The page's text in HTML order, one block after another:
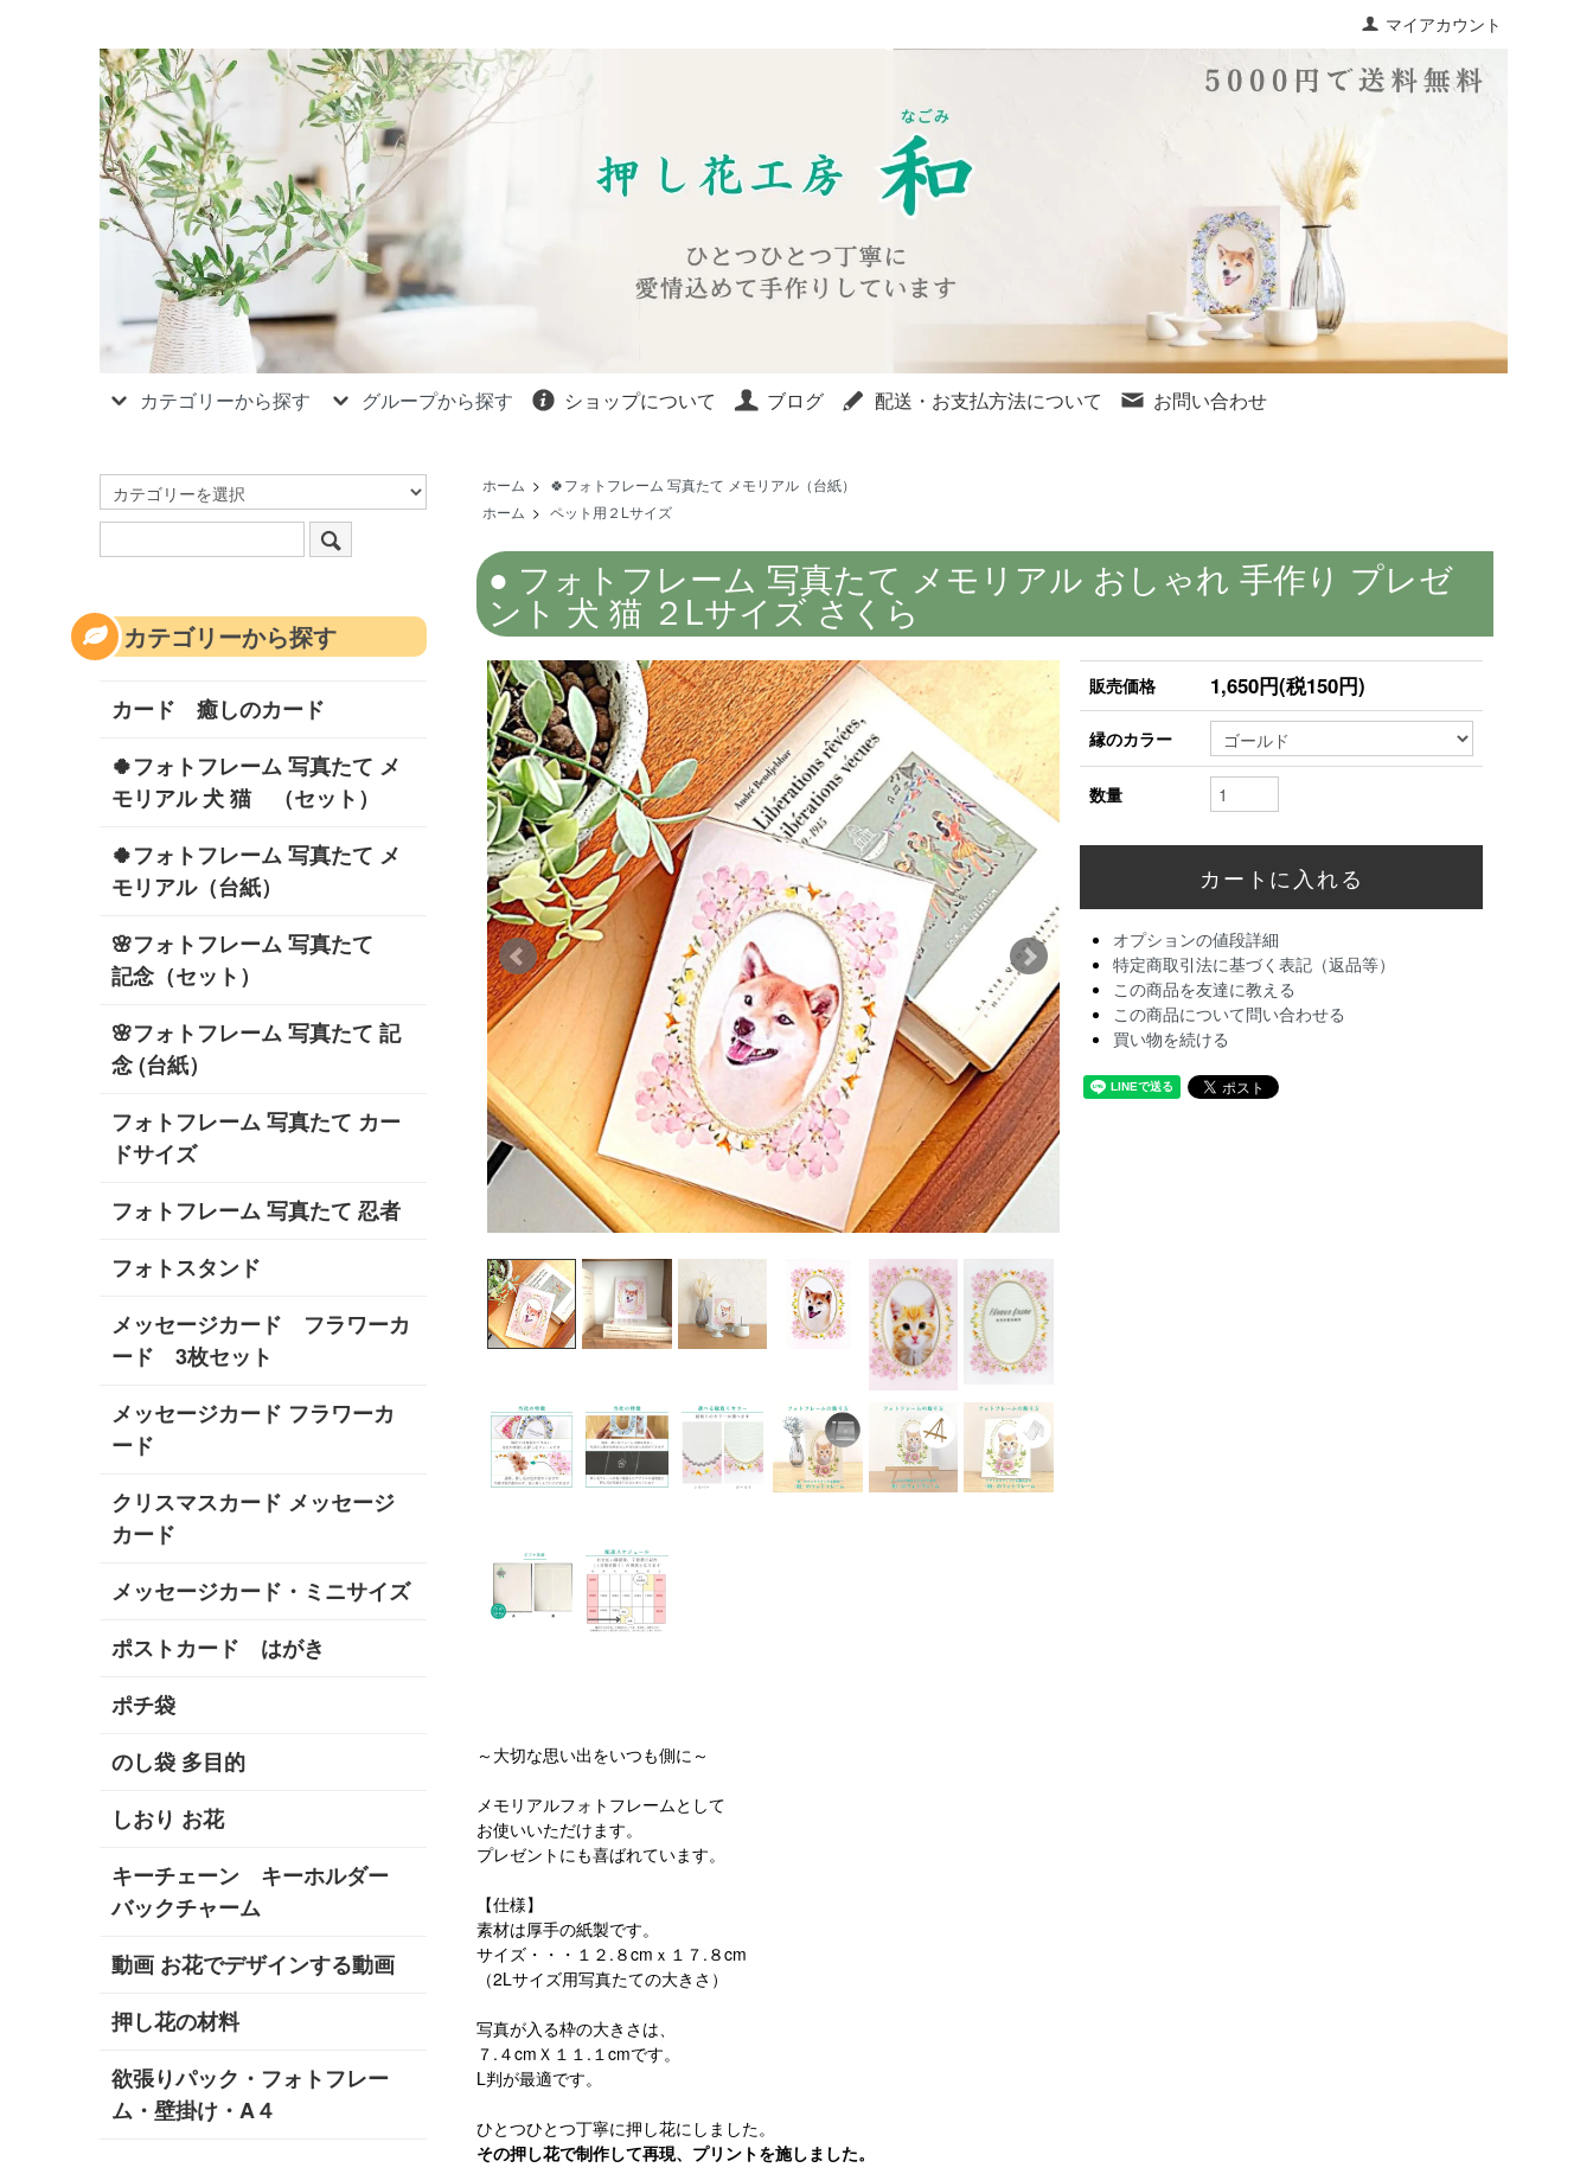
マイアカウント
カテゴリーから探す グループから探す ショップについて ブログ 配送・お支払方法について お問い合わせ
ホーム > 🍀フォトフレーム 写真たて メモリアル（台紙）
ホーム > ペット用２Lサイズ
フォトフレーム 写真たて メモリアル おしゃれ 手作り プレゼ
ント 犬 猫 ２Lサイズ さくら
販売価格 1,650円(税150円)
縁のカラー
数量
オプションの値段詳細
特定商取引法に基づく表記（返品等）
この商品を友達に教える
この商品について問い合わせる
買い物を続ける
～大切な思い出をいつも側に～
メモリアルフォトフレームとして
お使いいただけます。
プレゼントにも喜ばれています。
【仕様】
素材は厚手の紙製です。
サイズ・・・１２.８cmｘ１７.８cm
（2Lサイズ用写真たての大きさ）
写真が入る枠の大きさは、
７.４cmＸ１１.１cmです。
L判が最適です。
ひとつひとつ丁寧に押し花にしました。
その押し花で制作して再現、プリントを施しました。
カテゴリーから探す
カード 癒しのカード
🍀フォトフレーム 写真たて メ
モリアル 犬 猫 （セット）
🍀フォトフレーム 写真たて メ
モリアル（台紙）
🌸フォトフレーム 写真たて
記念（セット）
🌸フォトフレーム 写真たて 記
念 (台紙）
フォトフレーム 写真たて カー
ドサイズ
フォトフレーム 写真たて 忍者
フォトスタンド
メッセージカード フラワーカ
ード 3枚セット
メッセージカード フラワーカ
ード
クリスマスカード メッセージ
カード
メッセージカード・ミニサイズ
ポストカード はがき
ポチ袋
のし袋 多目的
しおり お花
キーチェーン キーホルダー
バックチャーム
動画 お花でデザインする動画
押し花の材料
欲張りパック・フォトフレー
ム・壁掛け・A４